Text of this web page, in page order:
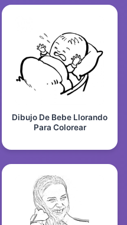
Dibujo De Bebe Llorando
Para Colorear